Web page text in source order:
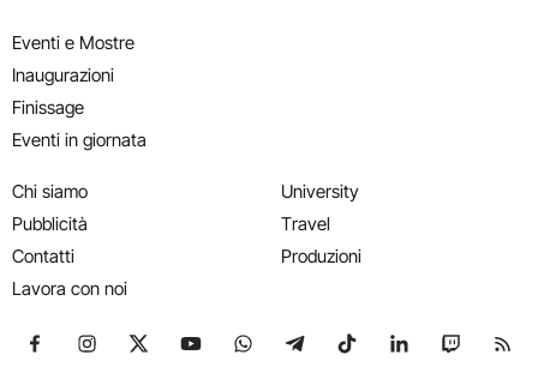
Eventi e Mostre
Inaugurazioni
Finissage
Eventi in giornata
Chi siamo
Pubblicità
Contatti
Lavora con noi
University
Travel
Produzioni
Seguici su Facebook
Seguici su Instagram
Seguici su X
Seguici su YouTube
Seguici su WhatsApp
Seguici su Telegram
Seguici su TikTok
Seguici su
Seguici